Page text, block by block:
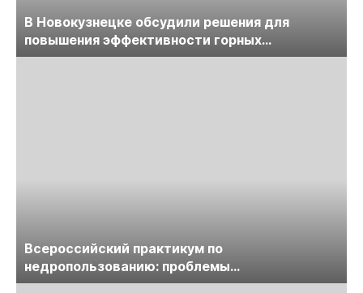
В Новокузнецке обсудили решения для
повышения эффективности горных
предприятий
Всероссийский практикум по
недропользованию: проблемы
лицензирования, цифровизации, экспертизы